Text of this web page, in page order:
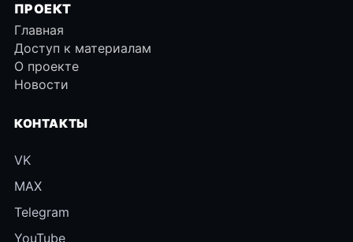
ПРОЕКТ
Главная
Доступ к материалам
О проекте
Новости
КОНТАКТЫ
VK
MAX
Telegram
YouTube